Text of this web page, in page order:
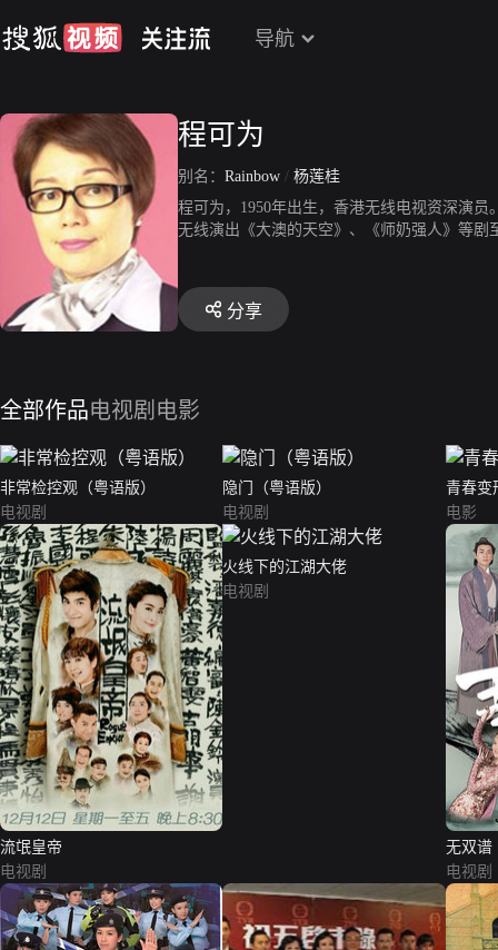
导航
程可为
别名： Rainbow / 杨莲桂
程可为，1950年出生，香港无线电视资深演
无线演出《大澳的天空》、《师奶强人》等剧
分享
全部作品电视剧 电影
非常检控观（粤语版）
电视剧
隐门（粤语版）
电视剧
青春变
电影
流氓皇帝
电视剧
火线下的江湖大佬
电视剧
无双谱
电视剧